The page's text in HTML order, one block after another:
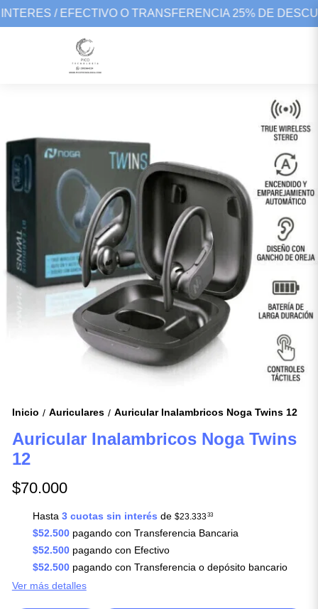
/ EFECTIVO O TRANSFERENCIA 25% DE
Inicio / Auriculares / Auricular Inalambricos Noga Twins 12
Auricular Inalambricos Noga Twins
12
$70.000
Hasta 3 cuotas sin interés de $23.33333
$52.500pagando con Transferencia Bancaria
$52.500pagando con Efectivo
$52.500pagando con Transferencia o depósito bancario
Ver más detalles